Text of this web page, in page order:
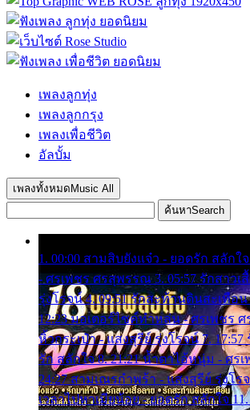
เพลงลูกทุ่ง
เพลงลูกกรุง
เพลงเพื่อชีวิต
อัลบั้ม
เพลงทั้งหมด Music All
ค้นหาSearch
1. 00:00 สามสิบยังแจ๋ว - ยอดรัก สลักใ
- ศรเพชร ศรสุพรรณ 3. 05:57 รักสาวเ
รุ่งโรจน์ 4. 09:51 รักสะท้านดินสะเทือ
12:23 มอเตอร์ไซค์ทำหล่น - ศรเพชร ศ
หิ้วกระเป๋า - แสงสุรีย์ รุ่งโรจน์ 7. 17:57
รัก สลักใจ 8. 21:21 น้ำตาไอ้หนุ่ม - ศร
24:27 สามเณรกำพร้า - แสงสุรีย์ รุ่งโร
เวลาไปหาเมียน้อย - ยอดรัก สลักใจ